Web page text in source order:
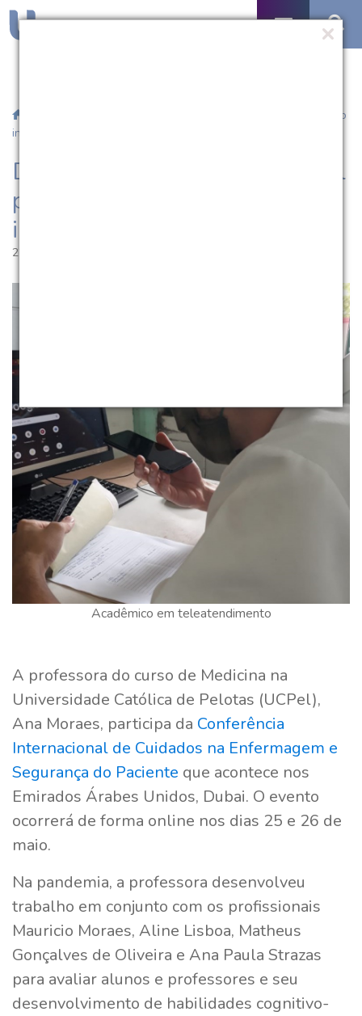
/ Docente de Medicina da UCPel participa de evento
internacional
Docente de Medicina da UCPel
participa de evento
internacional
22.05.2023 | 10:38
Acadêmico em teleatendimento
A professora do curso de Medicina na
Universidade Católica de Pelotas (UCPel),
Ana Moraes, participa da Conferência
Internacional de Cuidados na Enfermagem e
Segurança do Paciente que acontece nos
Emirados Árabes Unidos, Dubai. O evento
ocorrerá de forma online nos dias 25 e 26 de
maio.
Na pandemia, a professora desenvolveu
trabalho em conjunto com os profissionais
Mauricio Moraes, Aline Lisboa, Matheus
Gonçalves de Oliveira e Ana Paula Strazas
para avaliar alunos e professores e seu
desenvolvimento de habilidades cognitivo-